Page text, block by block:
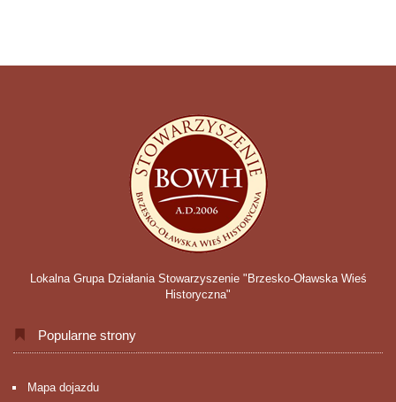
Lokalna Grupa Działania Stowarzyszenie "Brzesko-Oławska Wieś
Historyczna"
Popularne strony
Mapa dojazdu